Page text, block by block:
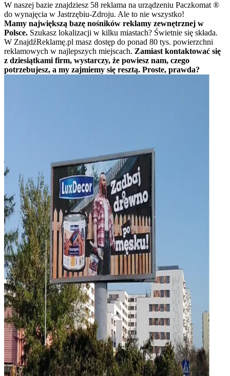
W naszej bazie znajdziesz 58 reklama na urządzeniu Paczkomat ®
do wynajęcia w Jastrzębiu-Zdroju. Ale to nie wszystko!
Mamy największą bazę nośników reklamy zewnętrznej w
Polsce. Szukasz lokalizacji w kilku miastach? Świetnie się składa.
W ZnajdźReklamę.pl masz dostęp do ponad 80 tys. powierzchni
reklamowych w najlepszych miejscach. Zamiast kontaktować się
z dziesiątkami firm, wystarczy, że powiesz nam, czego
potrzebujesz, a my zajmiemy się resztą. Proste, prawda?